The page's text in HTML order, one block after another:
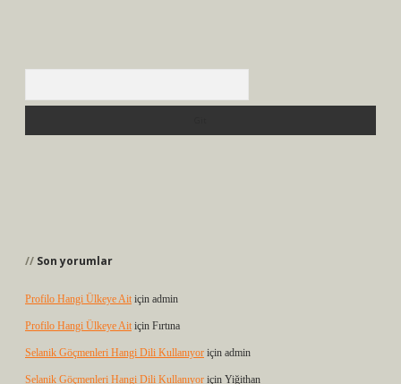
Son yorumlar
Profilo Hangi Ülkeye Ait için admin
Profilo Hangi Ülkeye Ait için Fırtına
Selanik Göçmenleri Hangi Dili Kullanıyor için admin
Selanik Göçmenleri Hangi Dili Kullanıyor için Yiğithan